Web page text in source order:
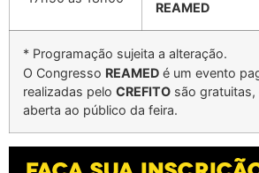
REAMED
* Programação sujeita a alteração.
O Congresso REAMED é um evento
realizadas pelo CREFITO são gratuitas,
aberta ao público da feira.